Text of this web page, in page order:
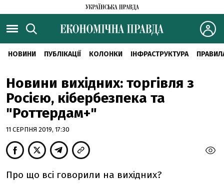
НОВИНИ ПУБЛІКАЦІЇ КОЛОНКИ ІНФРАСТРУКТУРА
Новини вихідних: торгівля з
Росією, кібербезпека та
"Роттердам+"
11 СЕРПНЯ 2019, 17:30
Про що всі говорили на вихідних?